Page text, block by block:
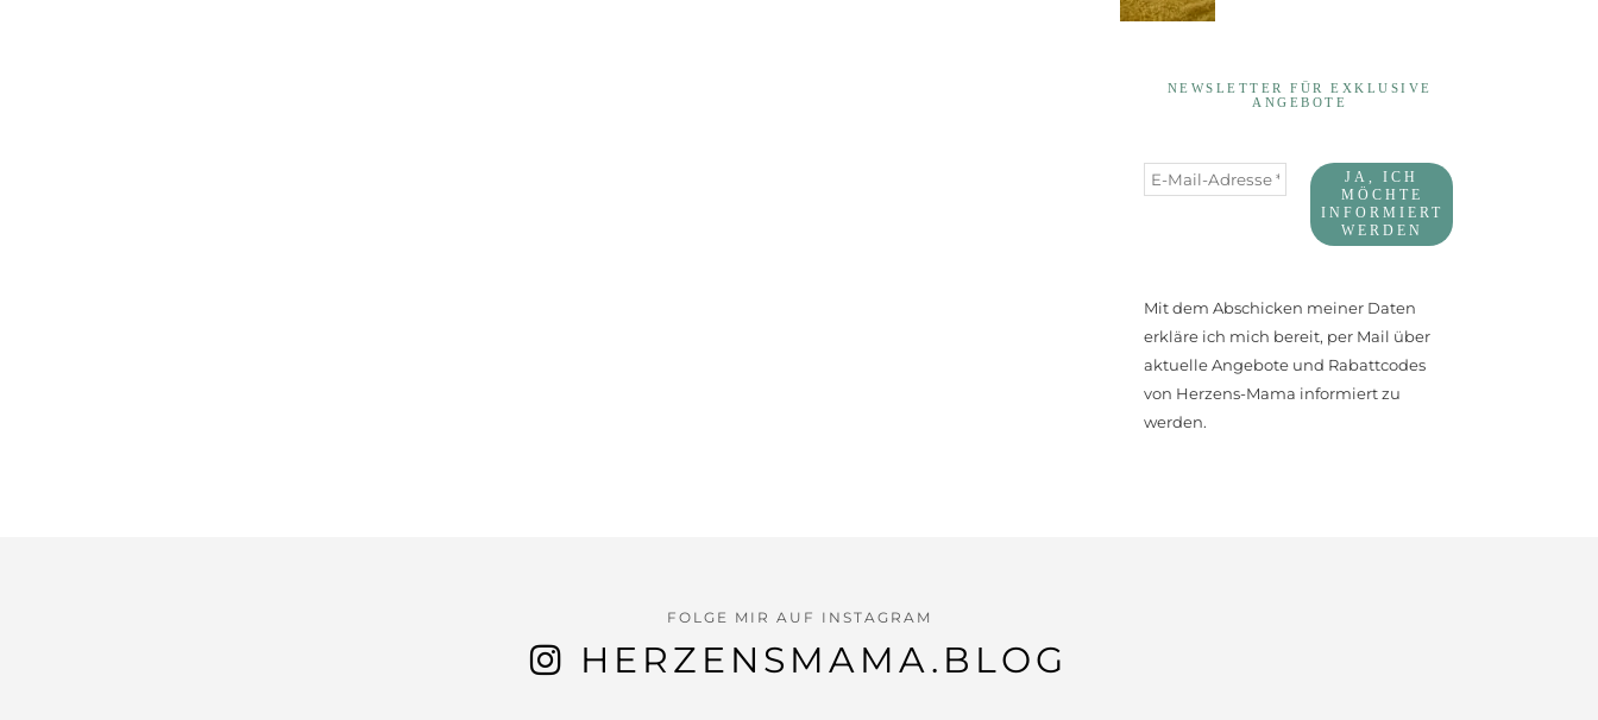
NEWSLETTER FÜR EXKLUSIVE
ANGEBOTE
Mit dem Abschicken meiner Daten
erkläre ich mich bereit, per Mail über
aktuelle Angebote und Rabattcodes
von Herzens-Mama informiert zu
werden.
FOLGE MIR AUF INSTAGRAM
HERZENSMAMA.BLOG